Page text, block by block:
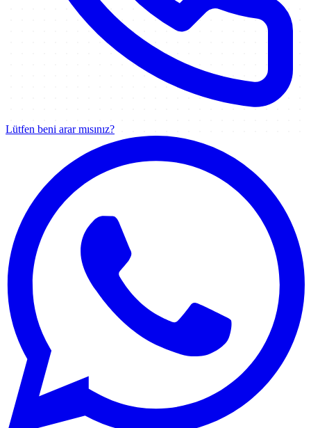
Lütfen beni arar mısınız?